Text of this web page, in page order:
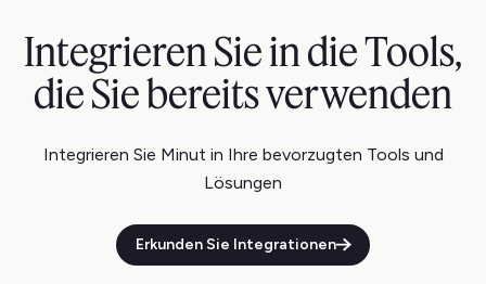
Integrieren Sie in die Tools,
die Sie bereits verwenden
Integrieren Sie Minut in Ihre bevorzugten Tools und
Lösungen
Erkunden Sie Integrationen